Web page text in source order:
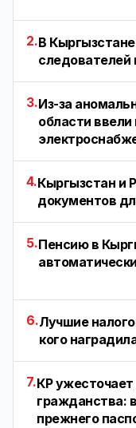
2.В
следователей
3.Из-за
области
4.Кыргызстан и
документов
5.Пенсию в
6.Лучшие
кого
7.КР
гражданства:
прежнего